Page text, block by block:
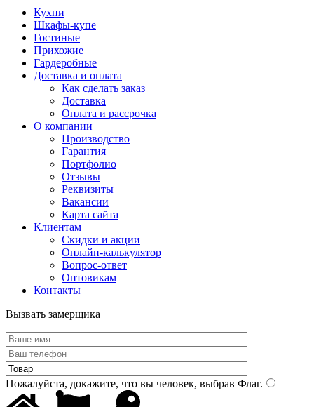
Кухни
Шкафы-купе
Гостиные
Прихожие
Гардеробные
Доставка и оплата
Как сделать заказ
Доставка
Оплата и рассрочка
О компании
Производство
Гарантия
Портфолио
Отзывы
Реквизиты
Вакансии
Карта сайта
Клиентам
Скидки и акции
Онлайн-калькулятор
Вопрос-ответ
Оптовикам
Контакты
Вызвать замерщика
Пожалуйста, докажите, что вы человек, выбрав Флаг.